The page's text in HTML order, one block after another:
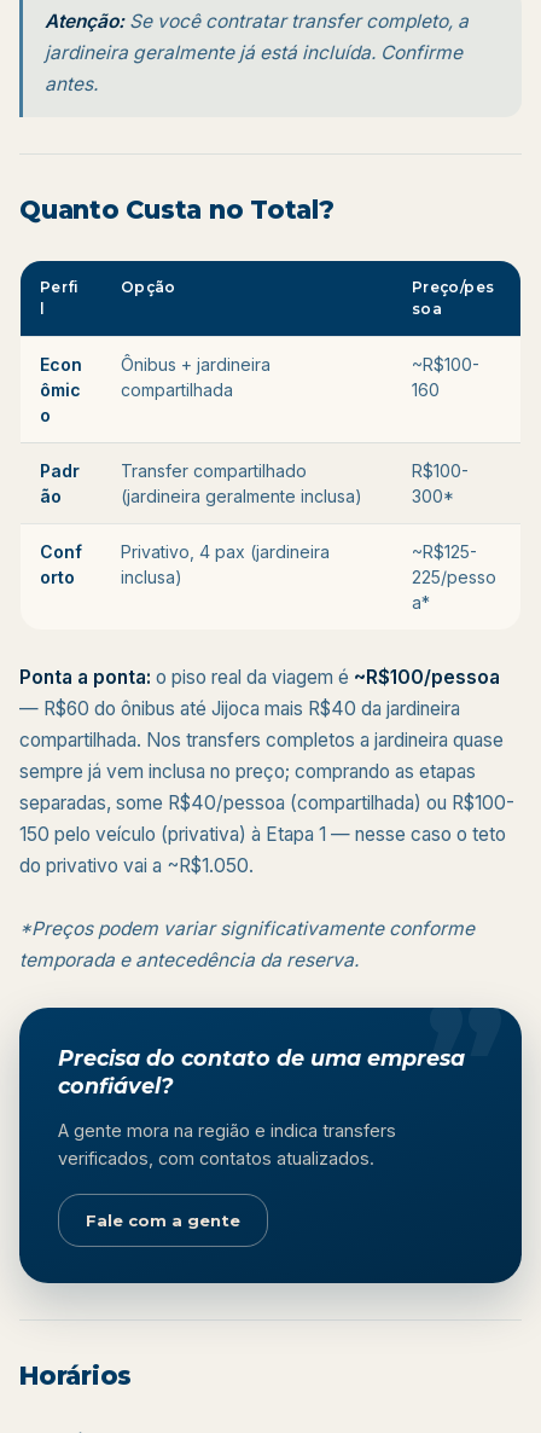
Atenção:Se você contratar transfer completo, a
jardineira geralmente já está incluída. Confirme
antes.
Quanto Custa no Total?
Perfi
Opção
Preço/pes
soa
Econ
ômic
o
Ônibus + jardineira
compartilhada
~R$100-
160
Padr
ão
Transfer compartilhado
(jardineira geralmente inclusa)
R$100-
300*
Conf
orto
Privativo, 4 pax (jardineira
inclusa)
~R$125-
225/pesso
a*
Ponta a ponta: o piso real da viagem é ~R$100/pessoa
— R$60 do ônibus até Jijoca mais R$40 da jardineira
compartilhada. Nos transfers completos a jardineira quase
sempre já vem inclusa no preço; comprando as etapas
separadas, some R$40/pessoa (compartilhada) ou R$100-
150 pelo veículo (privativa) à Etapa 1 — nesse caso o teto
do privativo vai a ~R$1.050.
*Preços podem variar significativamente conforme
temporada e antecedência da reserva.
Precisa do contato de uma empresa
confiável?
A gente mora na região e indica transfers
verificados, com contatos atualizados.
Fale com a gente
Horários